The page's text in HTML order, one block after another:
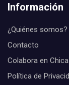
Información
¿Quiénes somos?
Contacto
Colabora en
Política de